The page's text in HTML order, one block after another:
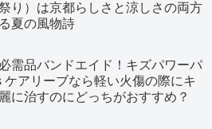
り）は京都らしさと涼しさの両方
夏の風物詩
需品バンドエイド！キズパワーパ
ケアリーブなら軽い火傷の際にキ
に治すのにどっちがおすすめ？